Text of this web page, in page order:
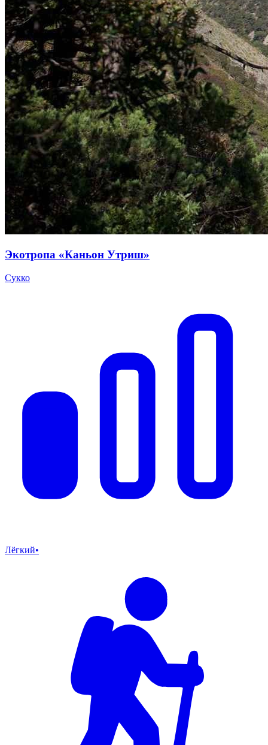
Экотропа «Каньон Утриш»
Сукко
Лёгкий•